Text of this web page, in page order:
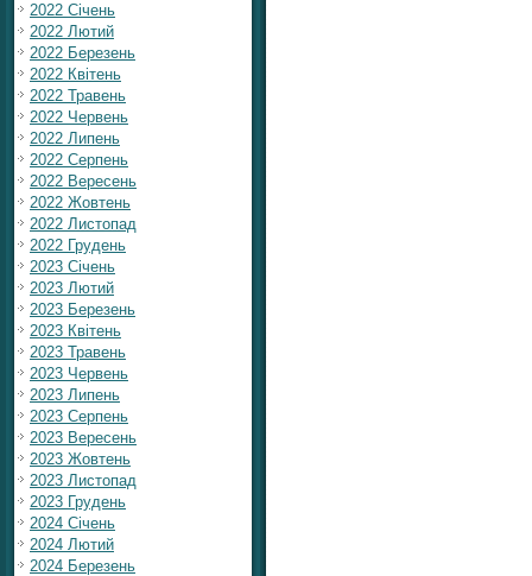
2022 Січень
2022 Лютий
2022 Березень
2022 Квітень
2022 Травень
2022 Червень
2022 Липень
2022 Серпень
2022 Вересень
2022 Жовтень
2022 Листопад
2022 Грудень
2023 Січень
2023 Лютий
2023 Березень
2023 Квітень
2023 Травень
2023 Червень
2023 Липень
2023 Серпень
2023 Вересень
2023 Жовтень
2023 Листопад
2023 Грудень
2024 Січень
2024 Лютий
2024 Березень